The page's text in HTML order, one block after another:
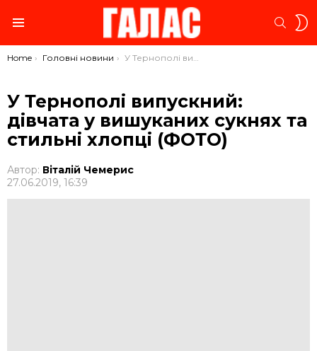
You are here:
Home Головні новини У Тернополі випускний: дівчата у вишуканих сукнях та стильні хлопці (ФОТО)
У Тернополі випускний:
дівчата у вишуканих сукнях та
стильні хлопці (ФОТО)
Автор: Віталій Чемерис
27.06.2019, 16:39